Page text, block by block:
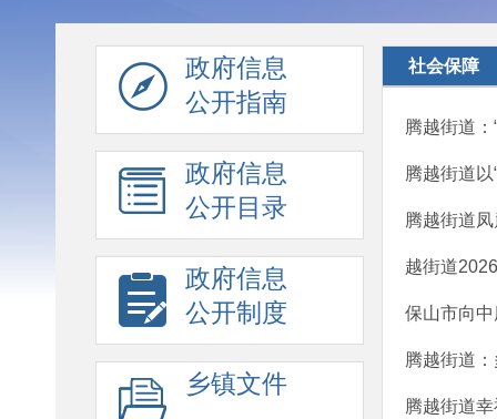
政府信息
公开指南
政府信息
公开目录
政府信息
公开制度
乡镇文件
社会保障
腾越街道
腾越街道
腾越街道
越街道
保山市向
腾越街道
腾越街道